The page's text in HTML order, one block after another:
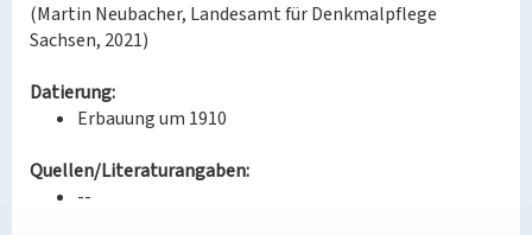
(Martin Neubacher, Landesamt für Denkmalpflege
Sachsen, 2021)
Datierung:
Erbauung um 1910
Quellen/Literaturangaben:
--